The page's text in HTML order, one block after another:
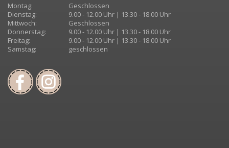
Montag:
Geschlossen
Dienstag:
9.00 - 12.00 Uhr | 13.30 - 18.00 Uhr
Mittwoch:
Geschlossen
Donnerstag:
9.00 - 12.00 Uhr | 13.30 - 18.00 Uhr
Freitag:
9.00 - 12.00 Uhr | 13.30 - 18.00 Uhr
Samstag:
geschlossen